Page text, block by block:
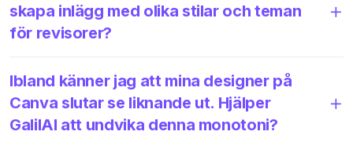
skapa inlägg med olika stilar och teman
för revisorer?
Ibland känner jag att mina designer på
Canva slutar se liknande ut. Hjälper
GalilAI att undvika denna monotoni?